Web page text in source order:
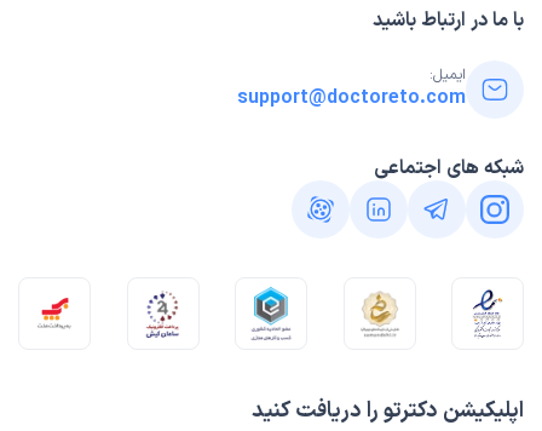
اپلیکیشن دکترتو را دریافت کنید
با ما در ارتباط باشید
ایمیل:
support@doctoreto.com
شبکه های اجتماعی